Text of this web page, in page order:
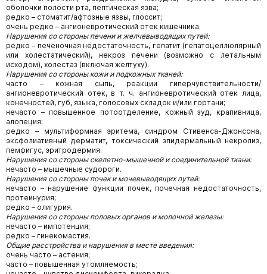
оболочки полости рта, пептическая язва;
редко – стоматит/афтозные язвы, глоссит;
очень редко – ангионевротический отек кишечника.
Нарушения со стороны печени и желчевыводящих путей:
редко – печеночная недостаточность, гепатит (гепатоцеллюлярный
или холестатический), некроз печени (возможно с летальным
исходом), холестаз (включая желтуху).
Нарушения со стороны кожи и подкожных тканей:
часто – кожная сыпь, реакции гиперчувствительности/
ангионевротический отек, в т. ч. ангионевротический отек лица,
конечностей, губ, языка, голосовых складок и/или гортани;
нечасто – повышенное потоотделение, кожный зуд, крапивница,
алопеция;
редко – мультиформная эритема, синдром Стивенса-Джонсона,
эксфолиативный дерматит, токсический эпидермальный некролиз,
пемфигус, эритродермия.
Нарушения со стороны скелетно-мышечной и соединительной ткани:
нечасто – мышечные судороги.
Нарушения со стороны почек и мочевыводящих путей:
нечасто – нарушение функции почек, почечная недостаточность,
протеинурия;
редко – олигурия.
Нарушения со стороны половых органов и молочной железы:
нечасто – импотенция;
редко – гинекомастия.
Общие расстройства и нарушения в месте введения:
очень часто – астения;
часто – повышенная утомляемость;